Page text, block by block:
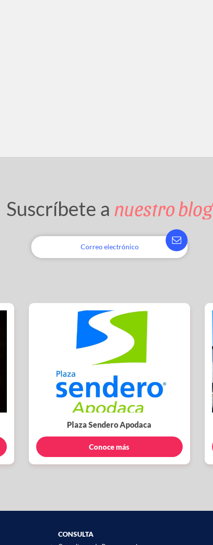
Suscríbete a nuestro blog
Plaza Sendero Apodaca
Conoce más
CONSULTA